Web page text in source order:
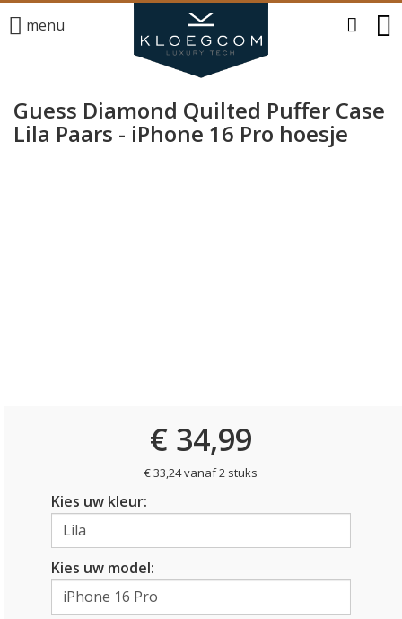
menu
Guess Diamond Quilted Puffer Case
Lila Paars - iPhone 16 Pro hoesje
€ 34,99
€ 33,24 vanaf 2 stuks
Kies uw kleur:
Kies uw model: